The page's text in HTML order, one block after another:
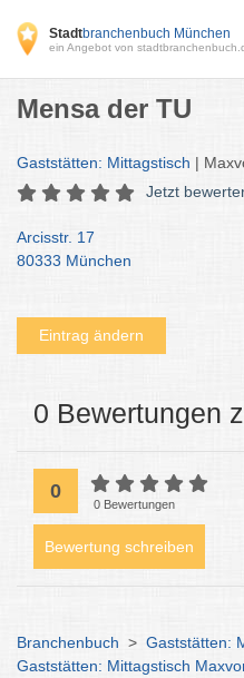
Stadtbranchenbuch München
ein Angebot von
Mensa der TU
Gaststätten: Mittagstisch |
Jetzt
Arcisstr. 17
80333 München
Eintrag ändern
0 Bewertungen
0
0 Bewertungen
Bewertung schreiben
Branchenbuch > Gaststätten:
Gaststätten: Mittagstisch